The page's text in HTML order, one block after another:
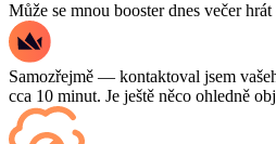
Může se mnou booster dnes večer hrát
Samozřejmě — kontaktoval jsem
cca 10 minut. Je ještě něco ohledně